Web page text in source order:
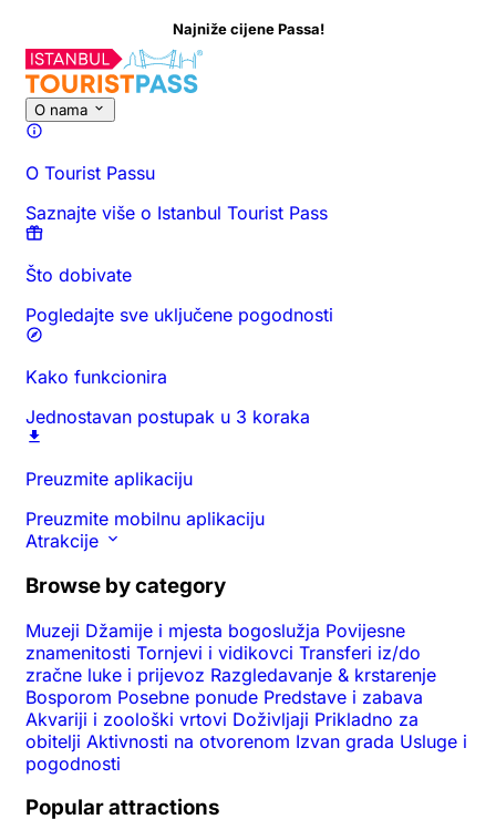
Najniže cijene Passa!
O nama
O Tourist Passu
Saznajte više o Istanbul Tourist Pass
Što dobivate
Pogledajte sve uključene pogodnosti
Kako funkcionira
Jednostavan postupak u 3 koraka
Preuzmite aplikaciju
Preuzmite mobilnu aplikaciju
Atrakcije
Browse by category
Muzeji Džamije i mjesta bogoslužja Povijesne
znamenitosti Tornjevi i vidikovci Transferi iz/do
zračne luke i prijevoz Razgledavanje & krstarenje
Bosporom Posebne ponude Predstave i zabava
Akvariji i zoološki vrtovi Doživljaji Prikladno za
obitelji Aktivnosti na otvorenom Izvan grada Usluge i
pogodnosti
Popular attractions